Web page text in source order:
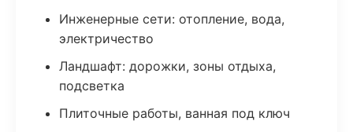
Инженерные сети: отопление, вода,
электричество
Ландшафт: дорожки, зоны отдыха,
подсветка
Плиточные работы, ванная под ключ